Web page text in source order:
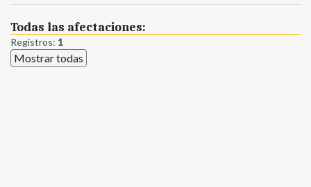
Todas las afectaciones:
Registros: 1
Mostrar todas